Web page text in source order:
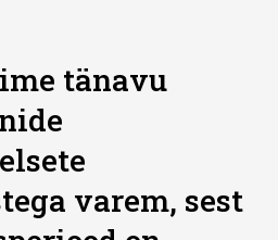
tänavu
varem, sest